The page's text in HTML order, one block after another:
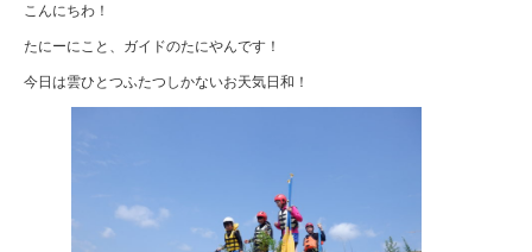
こんにちわ！
たにーにこと、ガイドのたにやんです！
今日は雲ひとつふたつしかないお天気日和！